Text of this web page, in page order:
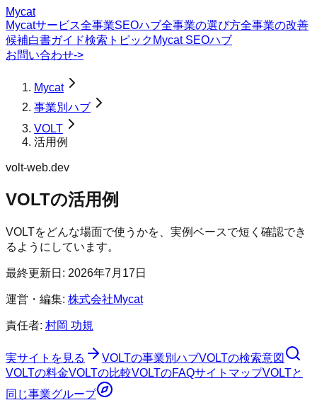
Mycat
Mycatサービス全事業SEOハブ全事業の選び方全事業の改善
候補白書ガイド検索トピック Mycat SEOハブ
お問い合わせ->
Mycat
事業別ハブ
VOLT
活用例
volt-web.dev
VOLTの活用例
VOLTをどんな場面で使うかを、実例ベースで短く確認でき
るようにしています。
最終更新日: 2026年7月17日
運営・編集: 株式会社Mycat
責任者: 村岡 功規
実サイトを見る VOLTの事業別ハブVOLTの検索意図
VOLTの料金VOLTの比較VOLTのFAQサイトマップVOLTと
同じ事業グループ